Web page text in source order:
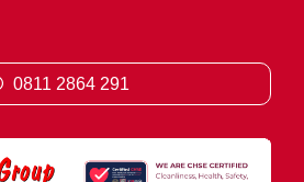
0811 2864 291